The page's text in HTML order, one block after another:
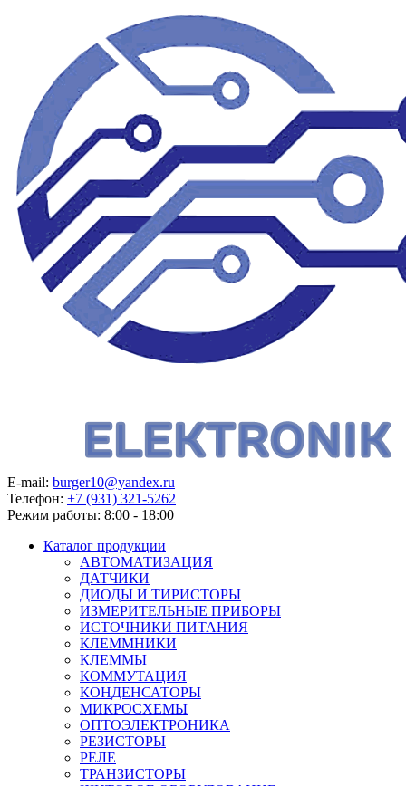
E-mail: burger10@yandex.ru
Телефон: +7 (931) 321-5262
Режим работы: 8:00 - 18:00
Каталог продукции
АВТОМАТИЗАЦИЯ
ДАТЧИКИ
ДИОДЫ И ТИРИСТОРЫ
ИЗМЕРИТЕЛЬНЫЕ ПРИБОРЫ
ИСТОЧНИКИ ПИТАНИЯ
КЛЕММНИКИ
КЛЕММЫ
КОММУТАЦИЯ
КОНДЕНСАТОРЫ
МИКРОСХЕМЫ
ОПТОЭЛЕКТРОНИКА
РЕЗИСТОРЫ
РЕЛЕ
ТРАНЗИСТОРЫ